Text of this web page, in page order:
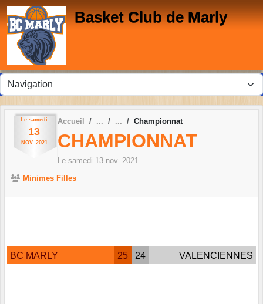
Basket Club de Marly
Le samedi
13
NOV. 2021
Accueil Championnat
CHAMPIONNAT
Le samedi 13 nov. 2021
Minimes Filles
BC MARLY 25 24 VALENCIENNES
Panneau de gestion des cookies